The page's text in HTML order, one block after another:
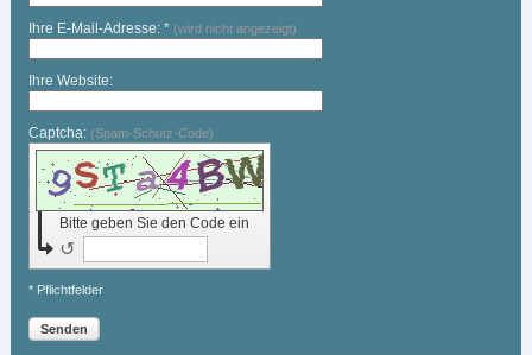
Ihre E-Mail-Adresse: * (wird nicht angezeigt)
Ihre Website:
Captcha: (Spam-Schutz-Code)
Bitte geben Sie den Code ein
↺
* Pflichtfelder
Senden